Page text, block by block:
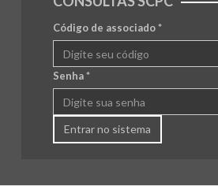
Código de associado*
Senha*
Entrar no sistema